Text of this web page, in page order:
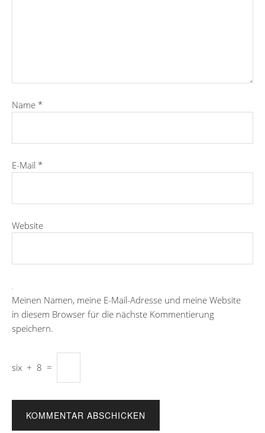
Name *
E-Mail *
Website
Meinen Namen, meine E-Mail-Adresse und meine Website
in diesem Browser für die nächste Kommentierung
speichern.
six + 8 =